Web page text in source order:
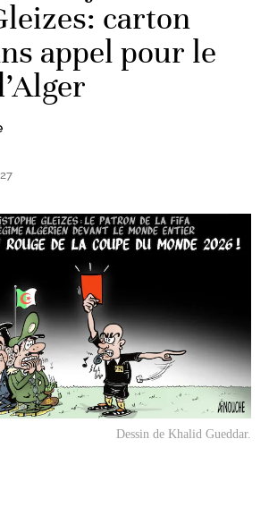
carton
appel pour le
Dessin de Khalid Gueddar.